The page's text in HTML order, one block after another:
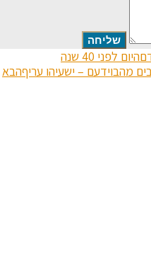
היום לפני 40 שנה
מהבוידעם – ישעיהו עריףהבא